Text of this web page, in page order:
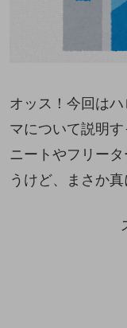
オッス！今回は
マについて説明す
ニートやフリー
うけど、まさか